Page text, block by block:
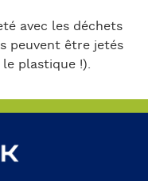
avec les déchets
peuvent être jetés
plastique !).